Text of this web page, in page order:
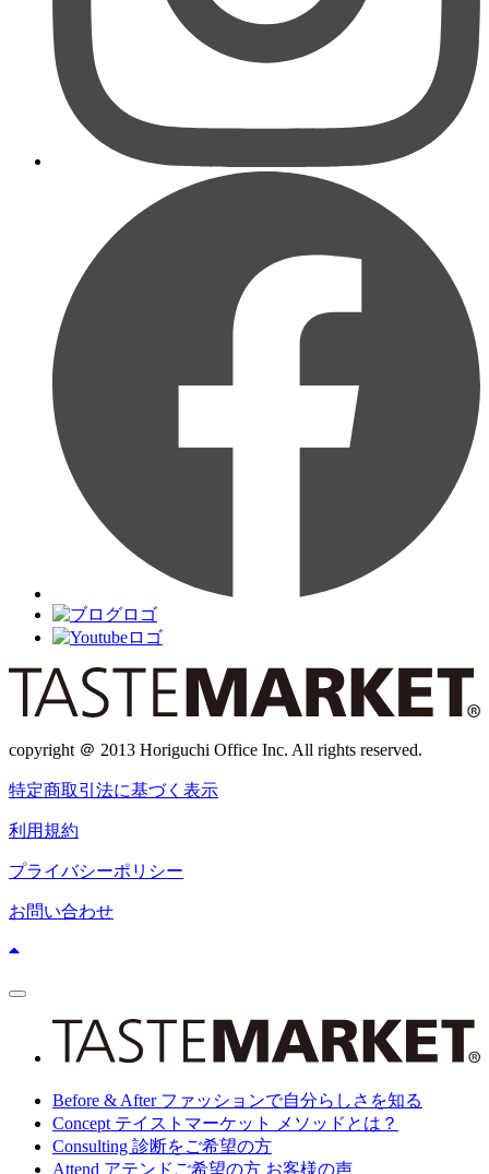
copyright ＠ 2013 Horiguchi Office Inc. All rights reserved.
特定商取引法に基づく表示
利用規約
プライバシーポリシー
お問い合わせ
ス
Before & After ファッションで自分らしさを知る
Concept テイストマーケット メソッドとは？
Consulting 診断をご希望の方
Attend アテンドご希望の方 お客様の声